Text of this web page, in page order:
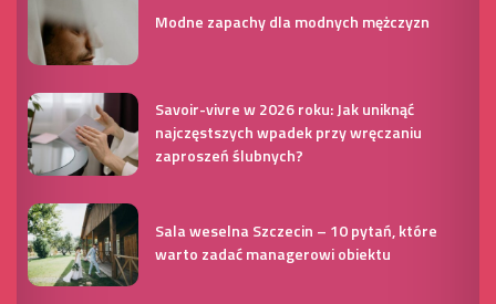
Modne zapachy dla modnych mężczyzn
Savoir-vivre w 2026 roku: Jak uniknąć
najczęstszych wpadek przy wręczaniu
zaproszeń ślubnych?
Sala weselna Szczecin – 10 pytań, które
warto zadać managerowi obiektu